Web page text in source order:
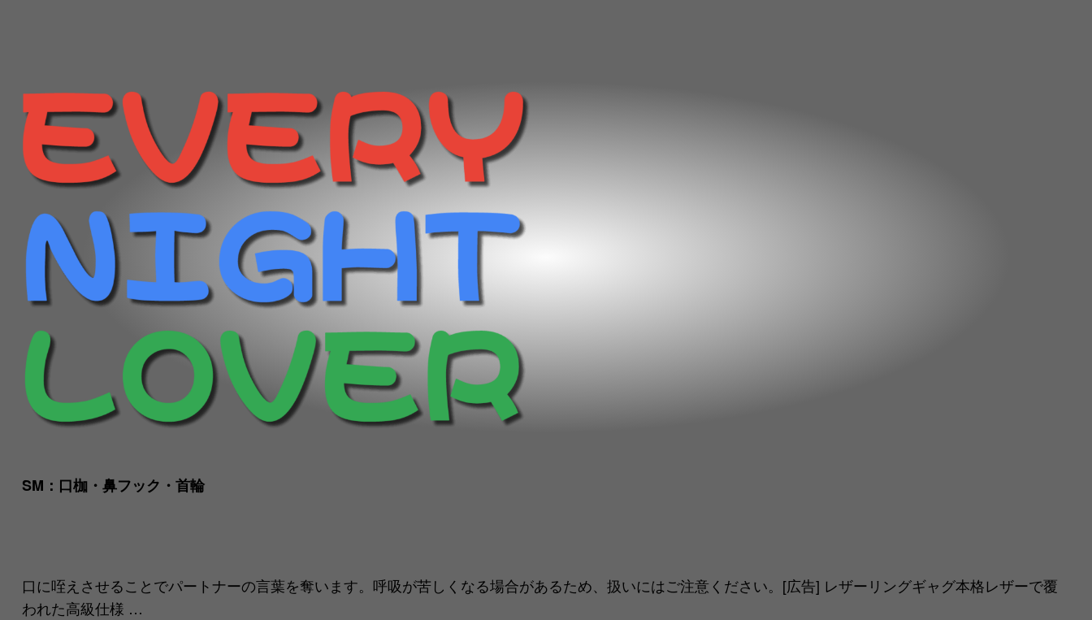
SM：口枷・鼻フック・首輪
口に咥えさせることでパートナーの言葉を奪います。呼吸が苦しくなる場合があるため、扱いにはご注意ください。[広告] レザーリングギャグ本格レザーで覆
われた高級仕様 …